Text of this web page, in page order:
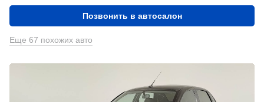
Позвонить в автосалон
Еще 67 похожих авто